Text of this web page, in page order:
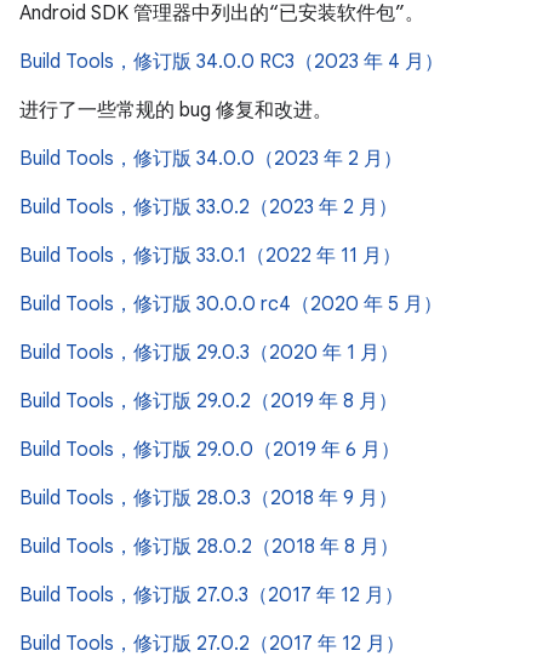
Android SDK 管理器中列出的“已安装软件包”。
Build Tools，修订版 34.0.0 RC3（2023 年 4 月）
进行了一些常规的 bug 修复和改进。
Build Tools，修订版 34.0.0（2023 年 2 月）
Build Tools，修订版 33.0.2（2023 年 2 月）
Build Tools，修订版 33.0.1（2022 年 11 月）
Build Tools，修订版 30.0.0 rc4（2020 年 5 月）
Build Tools，修订版 29.0.3（2020 年 1 月）
Build Tools，修订版 29.0.2（2019 年 8 月）
Build Tools，修订版 29.0.0（2019 年 6 月）
Build Tools，修订版 28.0.3（2018 年 9 月）
Build Tools，修订版 28.0.2（2018 年 8 月）
Build Tools，修订版 27.0.3（2017 年 12 月）
Build Tools，修订版 27.0.2（2017 年 12 月）